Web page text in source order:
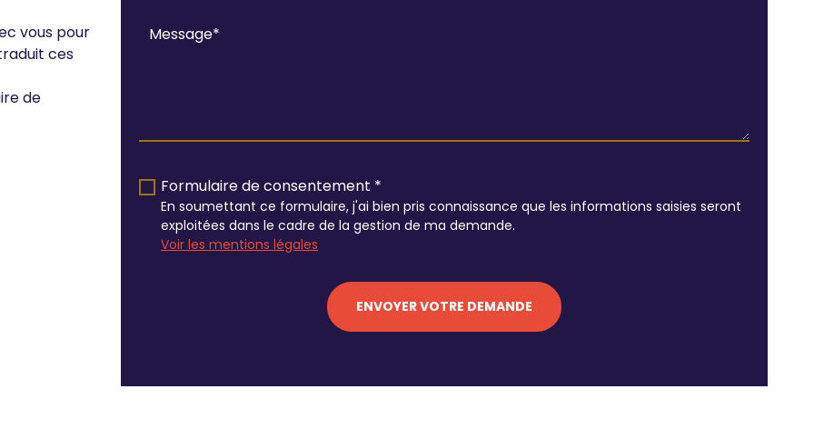
vous pour
ces
de
Formulaire de consentement *
En soumettant ce formulaire, j'ai bien pris connaissance que les informations saisies seront
exploitées dans le cadre de la gestion de ma demande.
Voir les mentions légales